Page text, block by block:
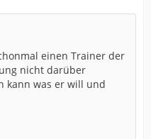
einen Trainer der
nicht darüber
kann was er will und